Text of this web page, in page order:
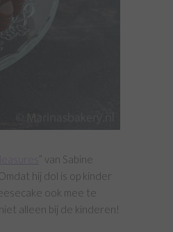
” van Sabine
hij dol is op kinder
ook mee te
alleen bij de kinderen!